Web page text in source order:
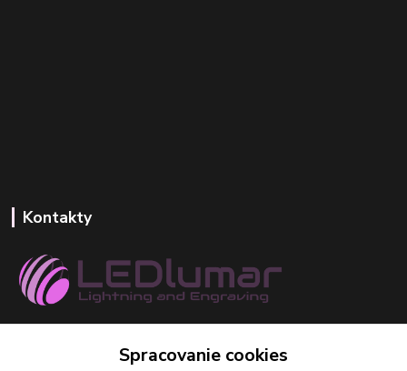
Kontakty
Spracovanie cookies